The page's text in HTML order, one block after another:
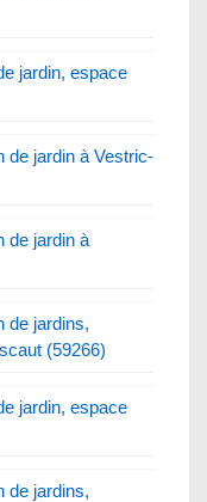
jardin, espace
de jardin à Vestric-
de jardin à
de jardins,
(59266)
jardin, espace
de jardins,